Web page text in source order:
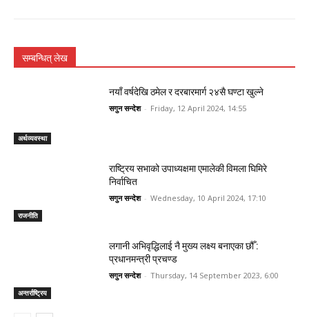
सम्बन्धित् लेख
अर्थव्यवस्था
नयाँ वर्षदेखि ठमेल र दरबारमार्ग २४सै घण्टा खुल्ने
सगुन सन्देश - Friday, 12 April 2024, 14:55
राजनीति
राष्ट्रिय सभाको उपाध्यक्षमा एमालेकी विमला घिमिरे
निर्वाचित
सगुन सन्देश - Wednesday, 10 April 2024, 17:10
अन्तर्राष्ट्रिय
लगानी अभिवृद्धिलाई नै मुख्य लक्ष्य बनाएका छौँ :
प्रधानमन्त्री प्रचण्ड
सगुन सन्देश - Thursday, 14 September 2023, 6:00